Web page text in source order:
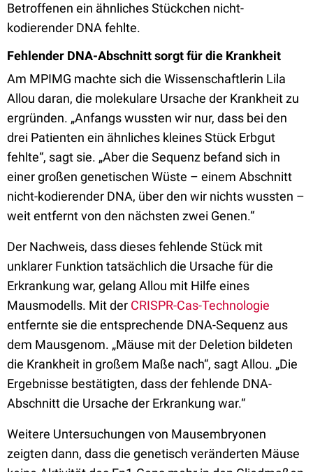
Betroffenen ein ähnliches Stückchen nicht-
kodierender DNA fehlte.
Fehlender DNA-Abschnitt sorgt für die Krankheit
Am MPIMG machte sich die Wissenschaftlerin Lila
Allou daran, die molekulare Ursache der Krankheit zu
ergründen. „Anfangs wussten wir nur, dass bei den
drei Patienten ein ähnliches kleines Stück Erbgut
fehlte“, sagt sie. „Aber die Sequenz befand sich in
einer großen genetischen Wüste – einem Abschnitt
nicht-kodierender DNA, über den wir nichts wussten –
weit entfernt von den nächsten zwei Genen.“
Der Nachweis, dass dieses fehlende Stück mit
unklarer Funktion tatsächlich die Ursache für die
Erkrankung war, gelang Allou mit Hilfe eines
Mausmodells. Mit der CRISPR-Cas-Technologie
entfernte sie die entsprechende DNA-Sequenz aus
dem Mausgenom. „Mäuse mit der Deletion bildeten
die Krankheit in großem Maße nach“, sagt Allou. „Die
Ergebnisse bestätigten, dass der fehlende DNA-
Abschnitt die Ursache der Erkrankung war.“
Weitere Untersuchungen von Mausembryonen
zeigten dann, dass die genetisch veränderten Mäuse